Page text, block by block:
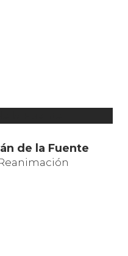
de la Fuente